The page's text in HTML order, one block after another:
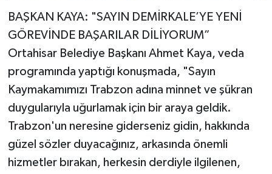
BAŞKAN KAYA: "SAYIN DEMİRKALE’YE YENİ
GÖREVİNDE BAŞARILAR DİLİYORUM”
Ortahisar Belediye Başkanı Ahmet Kaya, veda
programında yaptığı konuşmada, "Sayın
Kaymakamımızı Trabzon adına minnet ve şükran
duygularıyla uğurlamak için bir araya geldik.
Trabzon'un neresine giderseniz gidin, hakkında
güzel sözler duyacağınız, arkasında önemli
hizmetler bırakan, herkesin derdiyle ilgilenen,